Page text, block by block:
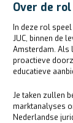
Over de rol
In deze rol
JUC, binnen de
Amsterdam. Als
proactieve
educatieve
Je taken zullen
marktanalyses
Nederlandse